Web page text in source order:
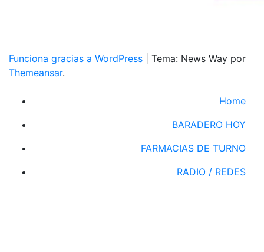
Funciona gracias a WordPress
Tema: News Way por
Themeansar.
Home
BARADERO HOY
FARMACIAS DE TURNO
RADIO / REDES